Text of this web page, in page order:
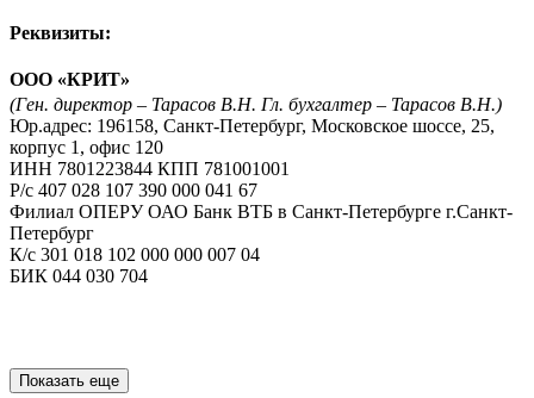
Реквизиты:
ООО «КРИТ»
(Ген. директор – Тарасов В.Н. Гл. бухгалтер – Тарасов В.Н.)
Юр.адрес: 196158, Санкт-Петербург, Московское шоссе, 25,
корпус 1, офис 120
ИНН 7801223844 КПП 781001001
Р/с 407 028 107 390 000 041 67
Филиал ОПЕРУ ОАО Банк ВТБ в Санкт-Петербурге г.Санкт-
Петербург
К/с 301 018 102 000 000 007 04
БИК 044 030 704
Показать еще